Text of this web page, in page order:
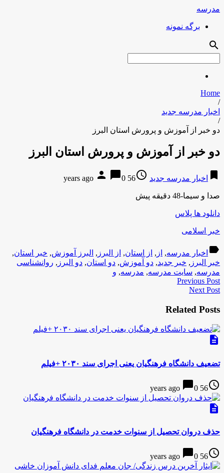
مدرسه
برگه نمونه
search
Home
/
اخبار مدرسه جدید
/
دو خبر از آموزش و پرورش استان البرز
دو خبر از آموزش و پرورش استان البرز
bookmark اخبار مدرسه جدید access_time
56 years ago
person chat_bubble0
صدا و سیما-48 دقیقه پیش
دانلود ها پلاس
خبر اسلامی
label اخبار مدرسه, از , از استان, از البرز , البرز آموزش, خبر استان,
خبر البرز , خبر جدید, دو آموزش, دو استان, دو البرز , روانشناسی
مدرسه, سایت مدرسه, مدرسه, و
Previous Post
Next Post
Related Posts
description
تضعیف دانشگاه فرهنگیان یعنی اجرای سند ۲۰۳۰ +فیلم
access_time
56 years ago
chat_bubble0
description
حذف دروان تحصیل از سنوات خدمت در دانشگاه فرهنگیان
access_time
56 years ago
chat_bubble0